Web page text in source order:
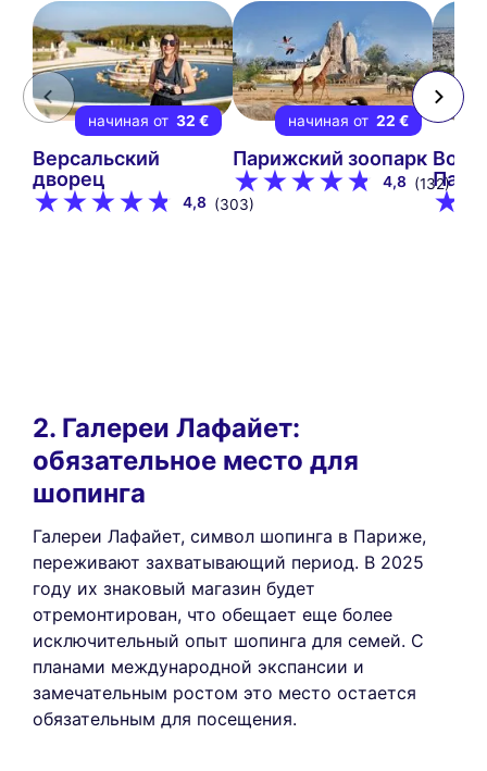
начиная от 32 €
Версальский
дворец
4,8 (303)
начиная от 22 €
Парижский зоопарк
4,8 (132)
2. Галереи Лафайет:
обязательное место для
шопинга
Галереи Лафайет, символ шопинга в Париже,
переживают захватывающий период. В 2025
году их знаковый магазин будет
отремонтирован, что обещает еще более
исключительный опыт шопинга для семей. С
планами международной экспансии и
замечательным ростом это место остается
обязательным для посещения.